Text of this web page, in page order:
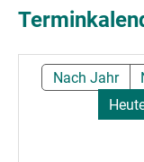
Sportpark
Nach Jahr